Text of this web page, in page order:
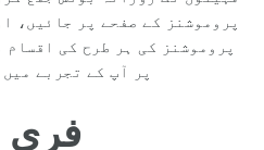
پروموشنز کے صفحے پر جائیں،
پروموشنز کی ہر طرح کی
پر آپ کے تجربے
فری